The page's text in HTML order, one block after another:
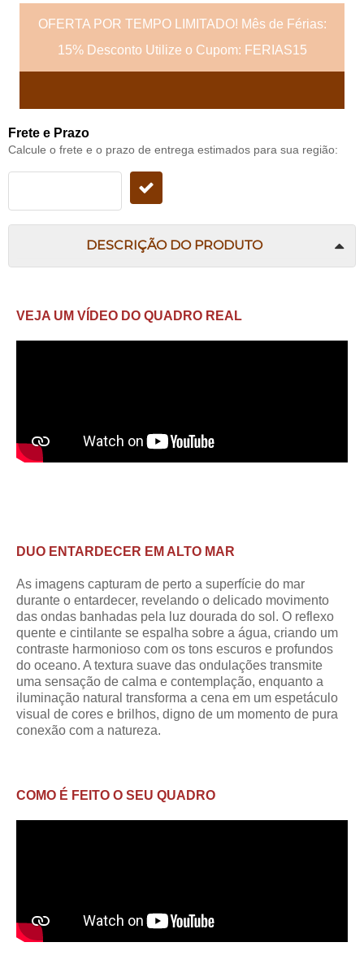
OFERTA POR TEMPO LIMITADO! Mês de Férias:
15% Desconto Utilize o Cupom: FERIAS15
Frete e Prazo
Calcule o frete e o prazo de entrega estimados para sua região:
DESCRIÇÃO DO PRODUTO
VEJA UM VÍDEO DO QUADRO REAL
DUO ENTARDECER EM ALTO MAR
As imagens capturam de perto a superfície do mar
durante o entardecer, revelando o delicado movimento
das ondas banhadas pela luz dourada do sol. O reflexo
quente e cintilante se espalha sobre a água, criando um
contraste harmonioso com os tons escuros e profundos
do oceano. A textura suave das ondulações transmite
uma sensação de calma e contemplação, enquanto a
iluminação natural transforma a cena em um espetáculo
visual de cores e brilhos, digno de um momento de pura
conexão com a natureza.
COMO É FEITO O SEU QUADRO